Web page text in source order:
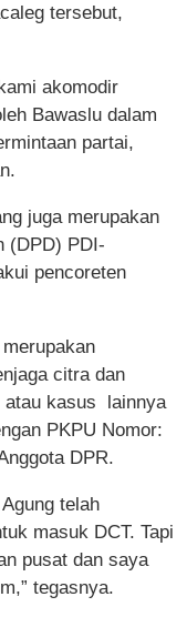
tersebut,
akomodir
Bawaslu dalam
partai,
juga merupakan
(DPD) PDI-
pencoreten
citra dan
atau kasus lainnya
PKPU Nomor:
DPR.
telah
masuk DCT. Tapi
pusat dan saya
tegasnya.